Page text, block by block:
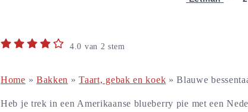
4.0 van 2 stem
Home » Bakken »Taart, gebak en koek »Blauwe
Heb je trek in een Amerikaanse blueberry pie met een